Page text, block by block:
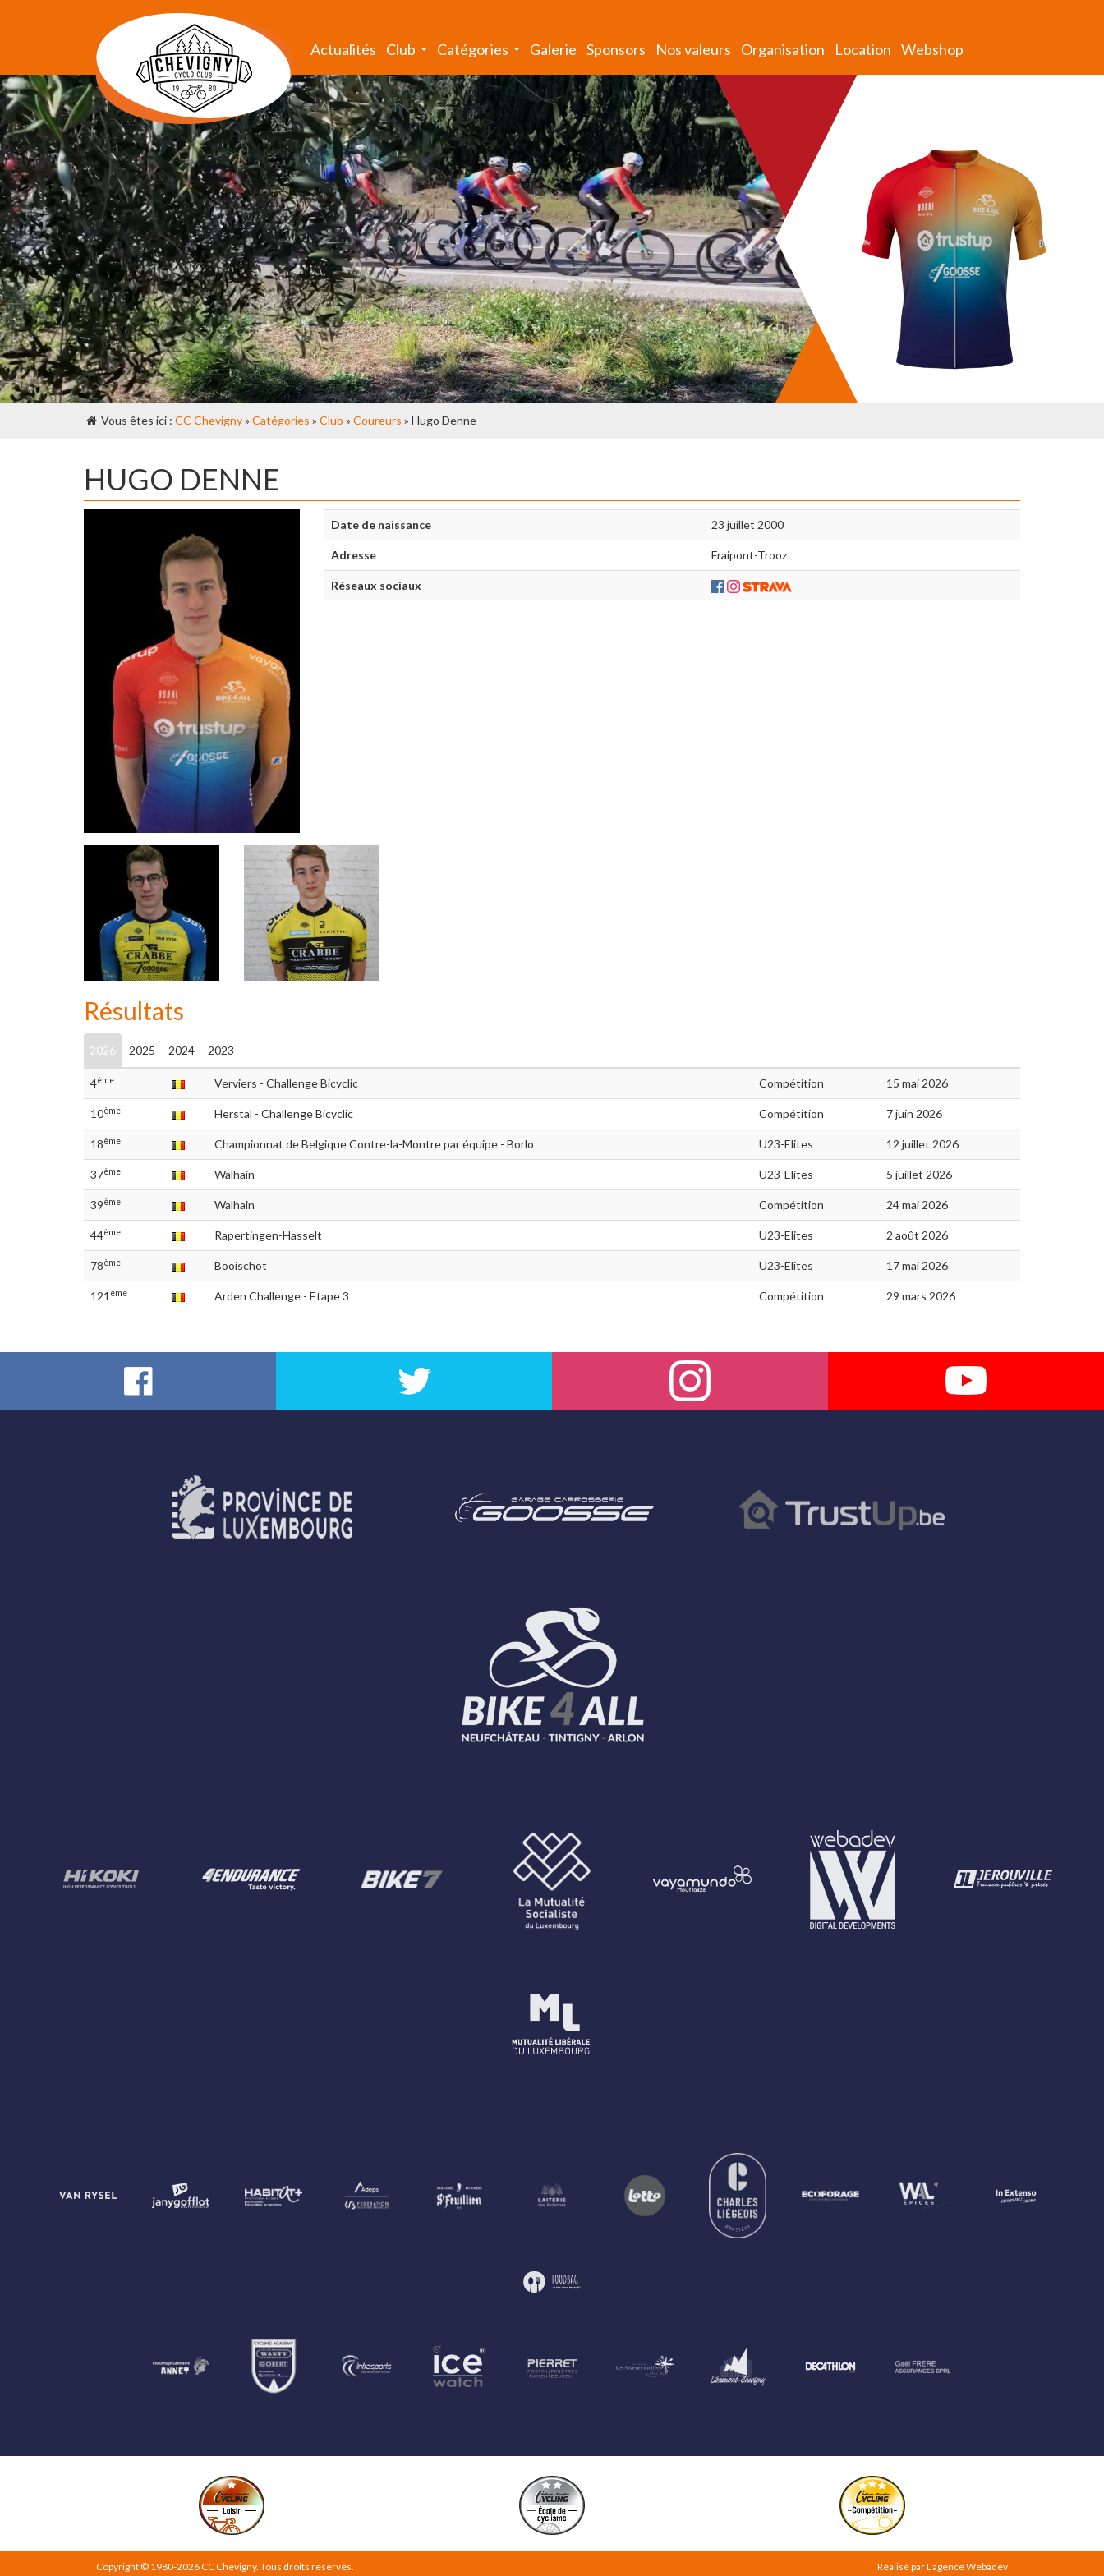
Actualités Club Catégories Galerie Sponsors Nos valeurs Organisation Location Webshop
Vous êtes ici : CC Chevigny» Catégories » Club » Coureurs » Hugo Denne
HUGO DENNE
Date de naissance 23 juillet 2000
Adresse Fraipont-Trooz
Réseaux sociaux
Résultats
2026 2025 2024 2023
4ème Verviers - Challenge Bicyclic Compétition 15 mai 2026
10ème Herstal - Challenge Bicyclic Compétition 7 juin 2026
18ème Championnat de Belgique Contre-la-Montre par équipe - Borlo U23-Elites 12 juillet 2026
37ème Walhain U23-Elites 5 juillet 2026
39ème Walhain Compétition 24 mai 2026
44ème Rapertingen-Hasselt U23-Elites 2 août 2026
78ème Booischot U23-Elites 17 mai 2026
121 ème Arden Challenge - Etape 3 Compétition 29 mars 2026
Copyright © 1980-2026CC Chevigny. Tous droits reservés. Réalisé parL'agence Webadev